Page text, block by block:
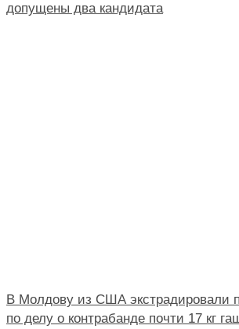
допущены два кандидата
В Молдову из США экстрадировали
по делу о контрабанде почти 17 кг